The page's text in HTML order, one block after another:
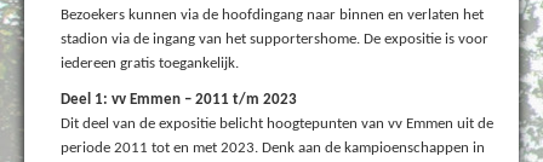
Bezoekers kunnen via de hoofdingang naar binnen en verlaten het
stadion via de ingang van het supportershome. De expositie is voor
iedereen gratis toegankelijk.
Deel 1: vv Emmen – 2011 t/m 2023
Dit deel van de expositie belicht hoogtepunten van vv Emmen uit de
periode 2011 tot en met 2023. Denk aan de kampioenschappen in